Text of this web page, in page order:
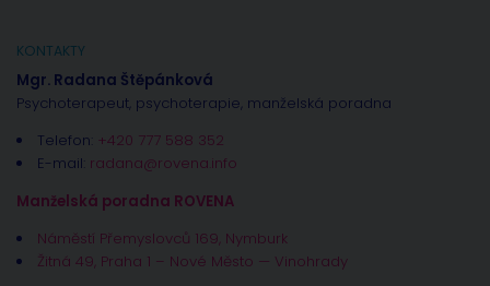
KONTAKTY
Mgr. Radana Štěpánková
Psychoterapeut, psychoterapie, manželská poradna
Telefon: +420 777 588 352
E-mail: radana@rovena.info
Manželská poradna ROVENA
Náměstí Přemyslovců 169, Nymburk
Žitná 49, Praha 1 – Nové Město — Vinohrady